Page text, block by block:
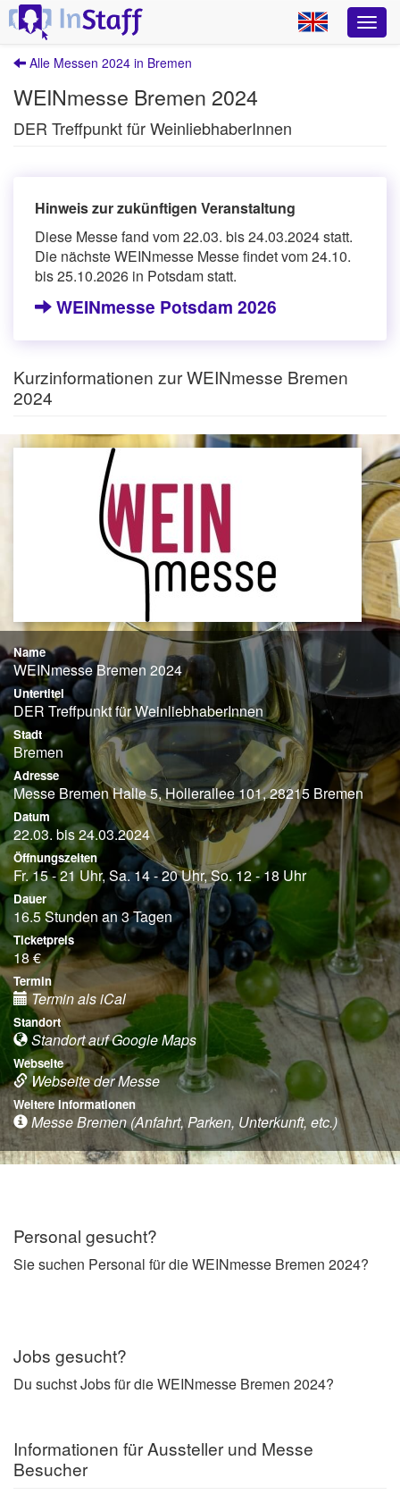
Alle Messen 2024 in Bremen
WEINmesse Bremen 2024
DER Treffpunkt für WeinliebhaberInnen
Hinweis zur zukünftigen Veranstaltung
Diese Messe fand vom 22.03. bis 24.03.2024 statt.
Die nächste WEINmesse Messe findet vom 24.10.
bis 25.10.2026 in Potsdam statt.
WEINmesse Potsdam 2026
Kurzinformationen zur WEINmesse Bremen
2024
Name
WEINmesse Bremen 2024
Untertitel
DER Treffpunkt für WeinliebhaberInnen
Stadt
Bremen
Adresse
Messe Bremen Halle 5, Hollerallee 101, 28215 Bremen
Datum
22.03. bis 24.03.2024
Öffnungszeiten
Fr. 15 - 21 Uhr, Sa. 14 - 20 Uhr, So. 12 - 18 Uhr
Dauer
16.5 Stunden an 3 Tagen
Ticketpreis
18 €
Termin
Termin als iCal
Standort
Standort auf Google Maps
Webseite
Webseite der Messe
Weitere Informationen
Messe Bremen (Anfahrt, Parken, Unterkunft, etc.)
Personal gesucht?
Sie suchen Personal für die WEINmesse Bremen 2024?
Jobs gesucht?
Du suchst Jobs für die WEINmesse Bremen 2024?
Informationen für Aussteller und Messe
Besucher